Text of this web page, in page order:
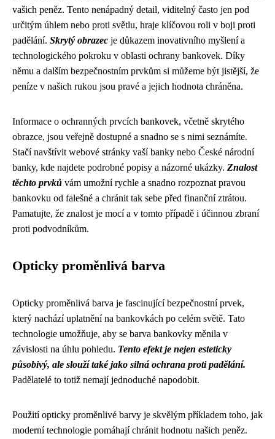
vašich peněz. Tento nenápadný detail, viditelný často jen pod
určitým úhlem nebo proti světlu, hraje klíčovou roli v boji proti
padělání. Skrytý obrazec je důkazem inovativního myšlení a
technologického pokroku v oblasti ochrany bankovek. Díky
němu a dalším bezpečnostním prvkům si můžeme být jistější, že
peníze v našich rukou jsou pravé a jejich hodnota chráněna.
Informace o ochranných prvcích bankovek, včetně skrytého
obrazce, jsou veřejně dostupné a snadno se s nimi seznámíte.
Stačí navštívit webové stránky vaší banky nebo České národní
banky, kde najdete podrobné popisy a názorné ukázky. Znalost
těchto prvků vám umožní rychle a snadno rozpoznat pravou
bankovku od falešné a chránit tak sebe před finanční ztrátou.
Pamatujte, že znalost je mocí a v tomto případě i účinnou zbraní
proti podvodníkům.
Opticky proměnlivá barva
Opticky proměnlivá barva je fascinující bezpečnostní prvek,
který nachází uplatnění na bankovkách po celém světě. Tato
technologie umožňuje, aby se barva bankovky měnila v
závislosti na úhlu pohledu. Tento efekt je nejen esteticky
působivý, ale slouží také jako silná ochrana proti padělání.
Padělatelé to totiž nemají jednoduché napodobit.
Použití opticky proměnlivé barvy je skvělým příkladem toho, jak
moderní technologie pomáhají chránit hodnotu našich peněz.